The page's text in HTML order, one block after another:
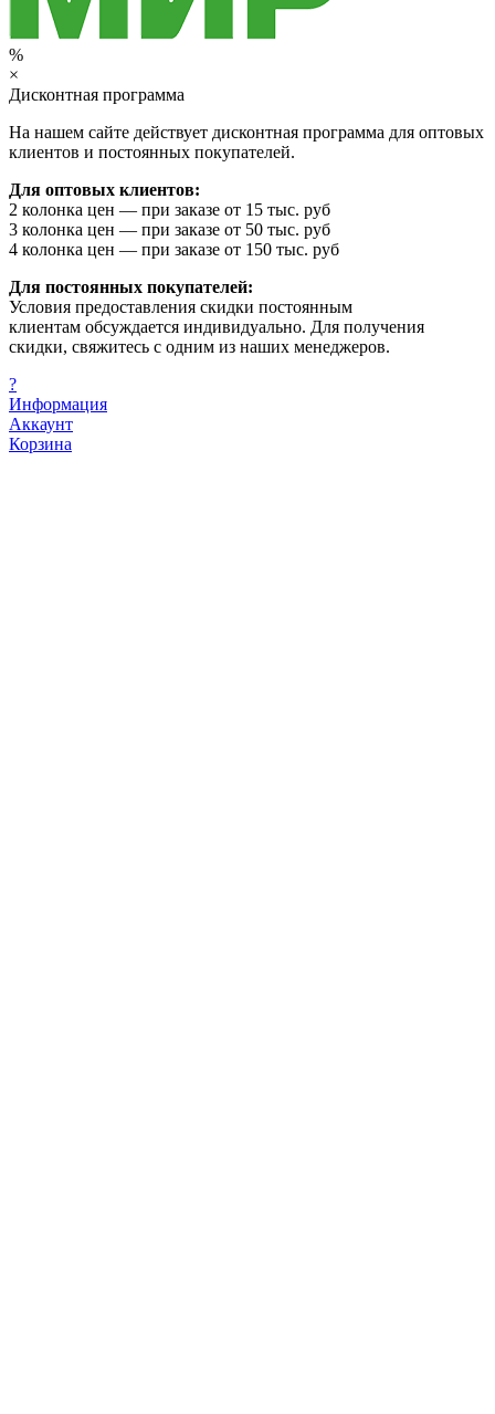
%
×
Дисконтная программа
На нашем сайте действует дисконтная программа для оптовых
клиентов и постоянных покупателей.
Для оптовых клиентов:
2 колонка цен — при заказе от 15 тыс. руб
3 колонка цен — при заказе от 50 тыс. руб
4 колонка цен — при заказе от 150 тыс. руб
Для постоянных покупателей:
Условия предоставления скидки постоянным
клиентам обсуждается индивидуально. Для получения
скидки, свяжитесь с одним из наших менеджеров.
?
Информация
Аккаунт
Корзина